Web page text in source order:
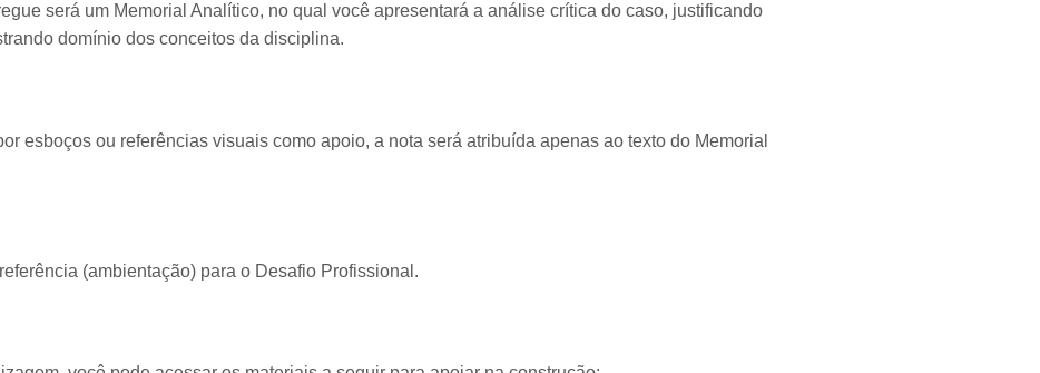
será um Memorial Analítico, no qual você apresentará a análise crítica do caso, justificando
domínio dos conceitos da disciplina.
esboços ou referências visuais como apoio, a nota será atribuída apenas ao texto do Memorial
(ambientação) para o Desafio Profissional.